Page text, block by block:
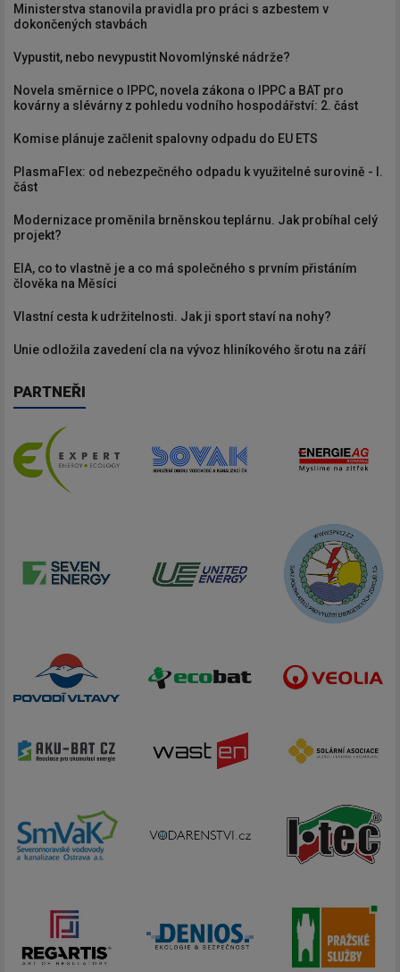
Ministerstva stanovila pravidla pro práci s azbestem v
dokončených stavbách
Vypustit, nebo nevypustit Novomlýnské nádrže?
Novela směrnice o IPPC, novela zákona o IPPC a BAT pro
kovárny a slévárny z pohledu vodního hospodářství: 2. část
Komise plánuje začlenit spalovny odpadu do EU ETS
PlasmaFlex: od nebezpečného odpadu k využitelné surovině - I.
část
Modernizace proměnila brněnskou teplárnu. Jak probíhal celý
projekt?
EIA, co to vlastně je a co má společného s prvním přistáním
člověka na Měsíci
Vlastní cesta k udržitelnosti. Jak ji sport staví na nohy?
Unie odložila zavedení cla na vývoz hliníkového šrotu na září
PARTNEŘI